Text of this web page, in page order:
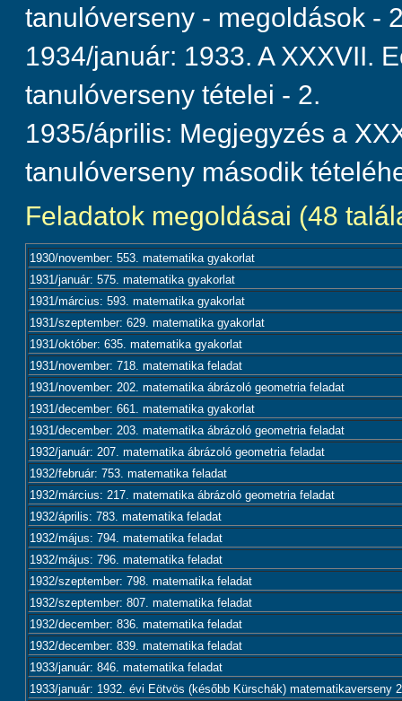
tanulóverseny - megoldások -
1934/január: 1933. A XXXVII.
tanulóverseny tételei - 2.
1935/április: Megjegyzés a
tanulóverseny második
Feladatok megoldásai (48
1930/november: 553. matematika gyakorlat
1931/január: 575. matematika gyakorlat
1931/március: 593. matematika gyakorlat
1931/szeptember: 629. matematika gyakorlat
1931/október: 635. matematika gyakorlat
1931/november: 718. matematika feladat
1931/november: 202. matematika ábrázoló geometria feladat
1931/december: 661. matematika gyakorlat
1931/december: 203. matematika ábrázoló geometria feladat
1932/január: 207. matematika ábrázoló geometria feladat
1932/február: 753. matematika feladat
1932/március: 217. matematika ábrázoló geometria feladat
1932/április: 783. matematika feladat
1932/május: 794. matematika feladat
1932/május: 796. matematika feladat
1932/szeptember: 798. matematika feladat
1932/szeptember: 807. matematika feladat
1932/december: 836. matematika feladat
1932/december: 839. matematika feladat
1933/január: 846. matematika feladat
1933/január: 1932. évi Eötvös (később Kürschák) matematikaverseny